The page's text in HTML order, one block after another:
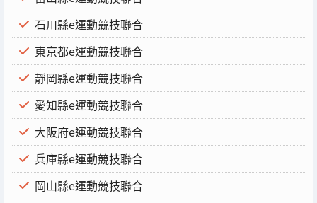
石川縣e運動競技聯合
東京都e運動競技聯合
靜岡縣e運動競技聯合
愛知縣e運動競技聯合
大阪府e運動競技聯合
兵庫縣e運動競技聯合
岡山縣e運動競技聯合